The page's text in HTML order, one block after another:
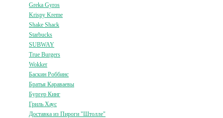
Greka Gyros
Krispy Kreme
Shake Shack
Starbucks
SUBWAY
True Burgers
Wokker
Баскин Роббинс
Братья Караваевы
Бургер Кинг
Гриль Хаус
Доставка из Пироги "Штолле"